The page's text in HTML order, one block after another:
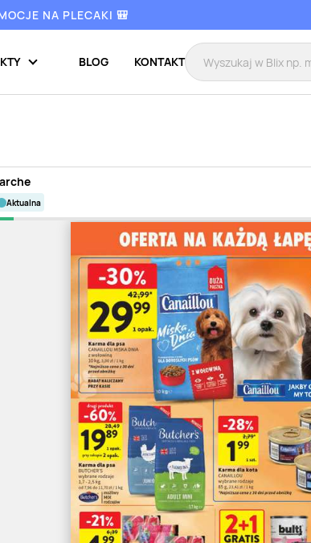
NA PLECAKI 🎒
BLOG KONTAKT
aktualna